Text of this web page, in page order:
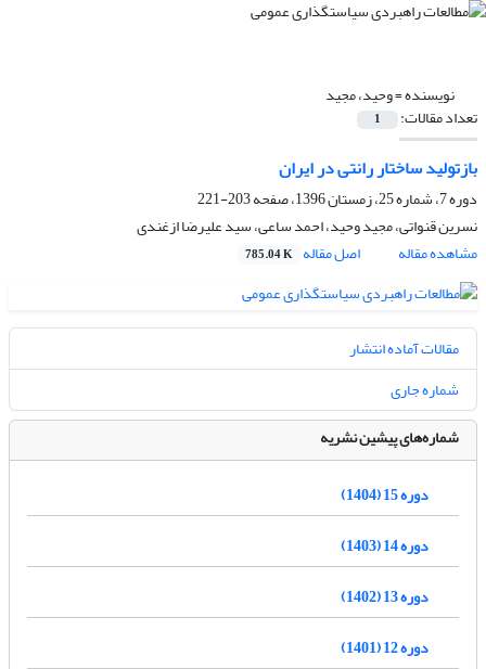
نویسنده =وحید، مجید
تعداد مقالات: 1
بازتولید ساختار رانتی در ایران
دوره 7، شماره 25، زمستان 1396، صفحه
203-221
نسرین قنواتی، مجید وحید، احمد ساعی، سید علیرضا ازغندی
مشاهده مقاله
اصل مقاله 785.04 K
مقالات آماده انتشار
شماره جاری
شماره‌های پیشین نشریه
دوره 15 (1404)
دوره 14 (1403)
دوره 13 (1402)
دوره 12 (1401)